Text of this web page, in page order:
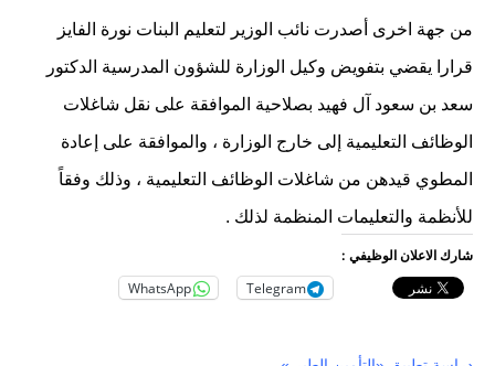
من جهة اخرى أصدرت نائب الوزير لتعليم البنات نورة الفايز
قرارا يقضي بتفويض وكيل الوزارة للشؤون المدرسية الدكتور
سعد بن سعود آل فهيد بصلاحية الموافقة على نقل شاغلات
الوظائف التعليمية إلى خارج الوزارة ، والموافقة على إعادة
المطوي قيدهن من شاغلات الوظائف التعليمية ، وذلك وفقاً
للأنظمة والتعليمات المنظمة لذلك .
شارك الاعلان الوظيفي :
Telegram
WhatsApp